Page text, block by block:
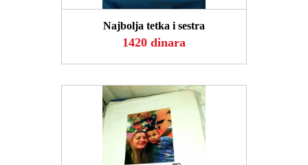
Najbolja tetka i sestra
1420 dinara